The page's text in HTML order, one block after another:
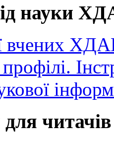
науки
вчених
читачів